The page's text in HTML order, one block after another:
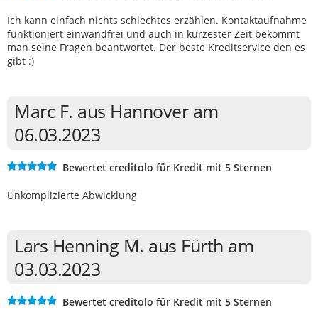
Ich kann einfach nichts schlechtes erzählen. Kontaktaufnahme
funktioniert einwandfrei und auch in kürzester Zeit bekommt
man seine Fragen beantwortet. Der beste Kreditservice den es
gibt :)
Marc F. aus Hannover am
06.03.2023
Bewertet creditolo für Kredit mit 5 Sternen
Unkomplizierte Abwicklung
Lars Henning M. aus Fürth am
03.03.2023
Bewertet creditolo für Kredit mit 5 Sternen